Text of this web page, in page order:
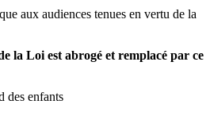
aux audiences tenues en vertu de la
la Loi est abrogé et remplacé par ce
des enfants